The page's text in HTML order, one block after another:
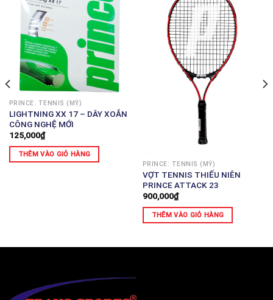
PRINCE: TENNIS (MỸ)
LIGHTNING XX 17 – DÂY XOẮN
CÔNG NGHỆ MỚI
125,000₫
THÊM VÀO GIỎ HÀNG
PRINCE: TENNIS (MỸ)
VỢT TENNIS THIẾU NIÊN
PRINCE ATTACK 23
900,000₫
THÊM VÀO GIỎ HÀNG